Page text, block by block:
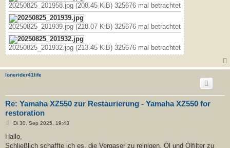
20250825_201958.jpg (208.45 KiB) 325676 mal betrachtet
20250825_201939.jpg (218.07 KiB) 325676 mal betrachtet
20250825_201932.jpg (213.45 KiB) 325676 mal betrachtet
lonerider41life
Re: Yamaha XZ550 zur Restaurierung - Yamaha XZ550 for
restoration
B
i
Di 30. Sep 2025, 19:43
Hallo,
Schließlich schaffte ich es, die Vergaser zu reinigen, Öl und Ölfilter zu